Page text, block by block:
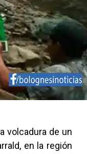
volcadura de un
en la región